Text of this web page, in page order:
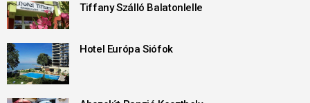
Tiffany Szálló Balatonlelle
Hotel Európa Siófok